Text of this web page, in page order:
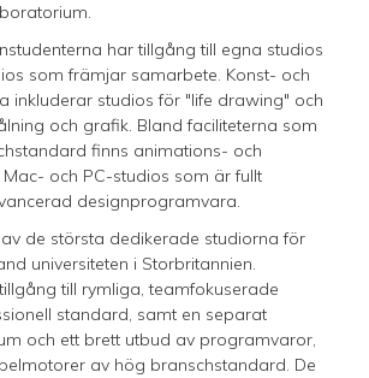
har tillgång till egna studios
som främjar samarbete. Konst- och
inkluderar studios för "life drawing" och
och grafik. Bland faciliteterna som
finns animations- och
och PC-studios som är fullt
designprogramvara.
de största dedikerade studiorna för
universiteten i Storbritannien.
till rymliga, teamfokuserade
standard, samt en separat
och ett brett utbud av programvaror,
av hög branschstandard. De